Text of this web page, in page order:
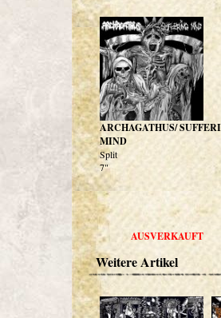
ARCHAGATHUS/
MIND
Split
7"
AUSVERKAUFT
Weitere Artikel